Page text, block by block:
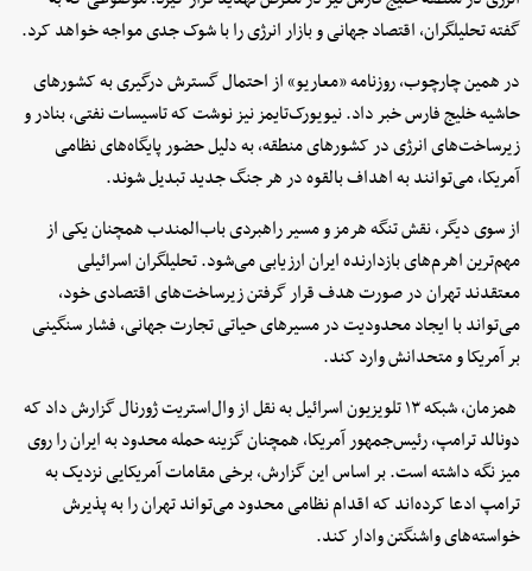
گفته تحلیلگران، اقتصاد جهانی و بازار انرژی را با شوک جدی مواجه خواهد کرد.
در همین چارچوب، روزنامه «معاریو» از احتمال گسترش درگیری به کشورهای
حاشیه خلیج فارس خبر داد. نیویورک‌تایمز نیز نوشت که تاسیسات نفتی، بنادر و
زیرساخت‌های انرژی در کشورهای منطقه، به دلیل حضور پایگاه‌های نظامی
آمریکا، می‌توانند به اهداف بالقوه در هر جنگ جدید تبدیل شوند.
از سوی دیگر، نقش تنگه هرمز و مسیر راهبردی باب‌المندب همچنان یکی از
مهم‌ترین اهرم‌های بازدارنده ایران ارزیابی می‌شود. تحلیلگران اسرائیلی
معتقدند تهران در صورت هدف قرار گرفتن زیرساخت‌های اقتصادی خود،
می‌تواند با ایجاد محدودیت در مسیرهای حیاتی تجارت جهانی، فشار سنگینی
بر آمریکا و متحدانش وارد کند.
همزمان، شبکه ۱۳ تلویزیون اسرائیل به نقل از وال‌استریت ژورنال گزارش داد که
دونالد ترامپ، رئیس‌جمهور آمریکا، همچنان گزینه حمله محدود به ایران را روی
میز نگه داشته است. بر اساس این گزارش، برخی مقامات آمریکایی نزدیک به
ترامپ ادعا کرده‌اند که اقدام نظامی محدود می‌تواند تهران را به پذیرش
خواسته‌های واشنگتن وادار کند.